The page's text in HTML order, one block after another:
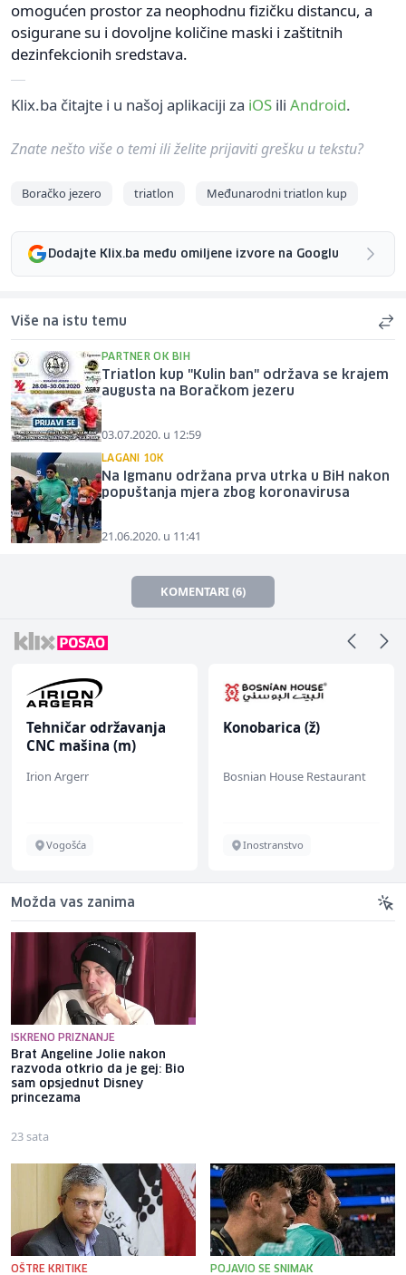
omogućen prostor za neophodnu fizičku distancu, a
osigurane su i dovoljne količine maski i zaštitnih
dezinfekcionih sredstava.
Klix.ba čitajte i u našoj aplikaciji za iOS ili Android.
Znate nešto više o temi ili želite prijaviti grešku u tekstu?
Boračko jezero triatlon Međunarodni triatlon kup
Dodajte Klix.ba među omiljene izvore na Googlu
Više na istu temu
PARTNER OK BIH
Triatlon kup "Kulin ban" održava se krajem
augusta na Boračkom jezeru
03.07.2020. u 12:59
LAGANI 10K
Na Igmanu održana prva utrka u BiH nakon
popuštanja mjera zbog koronavirusa
21.06.2020. u 11:41
KOMENTARI (6)
Tehničar održavanja
CNC mašina (m)
Irion Argerr
Vogošća
Konobarica (ž)
Bosnian House Restaurant
Inostranstvo
Možda vas zanima
ISKRENO PRIZNANJE
Brat Angeline Jolie nakon
razvoda otkrio da je gej: Bio
sam opsjednut Disney
princezama
23 sata
OŠTRE KRITIKE POJAVIO SE SNIMAK